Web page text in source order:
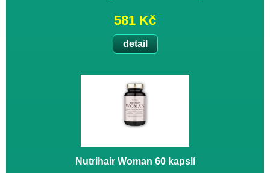
581 Kč
detail
Nutrihair Woman 60 kapslí